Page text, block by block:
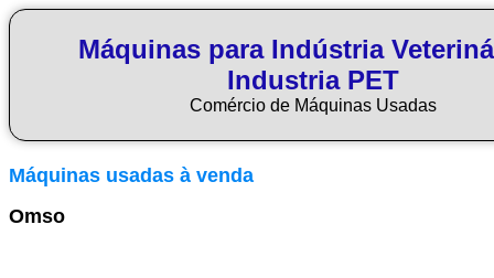
Máquinas para Indústria
Industria PET
Comércio de Máquinas Usadas
Máquinas usadas à venda
Omso